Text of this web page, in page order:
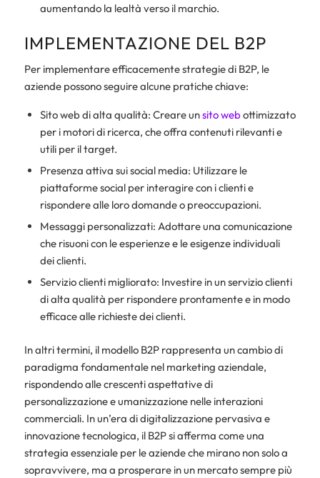
aumentando la lealtà verso il marchio.
IMPLEMENTAZIONE DEL B2P
Per implementare efficacemente strategie di B2P, le
aziende possono seguire alcune pratiche chiave:
Sito web di alta qualità: Creare unsito webottimizzato
per i motori di ricerca, che offra contenuti rilevanti e
utili per il target.
Presenza attiva sui social media: Utilizzare le
piattaforme social per interagire con i clienti e
rispondere alle loro domande o preoccupazioni.
Messaggi personalizzati: Adottare una comunicazione
che risuoni con le esperienze e le esigenze individuali
dei clienti.
Servizio clienti migliorato: Investire in un servizio clienti
di alta qualità per rispondere prontamente e in modo
efficace alle richieste dei clienti.
In altri termini, il modello B2P rappresenta un cambio di
paradigma fondamentale nel marketing aziendale,
rispondendo alle crescenti aspettative di
personalizzazione e umanizzazione nelle interazioni
commerciali. In un’era di digitalizzazione pervasiva e
innovazione tecnologica, il B2P si afferma come una
strategia essenziale per le aziende che mirano non solo a
sopravvivere, ma a prosperare in un mercato sempre più